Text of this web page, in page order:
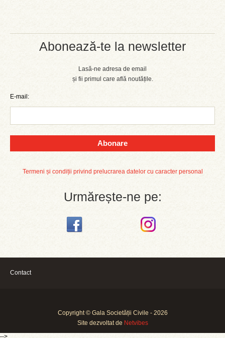
Abonează-te la newsletter
Lasă-ne adresa de email
și fii primul care află noutățile.
E-mail:
Abonare
Termeni și condiții privind prelucrarea datelor cu caracter personal
Urmărește-ne pe:
Contact
Copyright © Gala Societății Civile - 2026
Site dezvoltat de Netvibes
-->